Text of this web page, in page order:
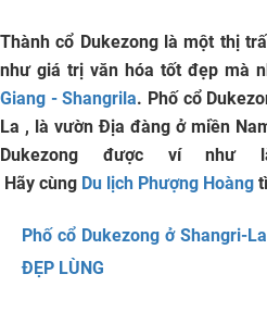
Thành cổ Dukezong là một thị
như giá trị văn hóa tốt đẹp mà
Giang - Shangrila. Phố cổ
La , là vườn Địa đàng ở miền
Dukezong được ví như
Hãy cùng Du lịch Phượng Hoàng
Phố cổ Dukezong ở Shangri-
ĐẸP LÙNG